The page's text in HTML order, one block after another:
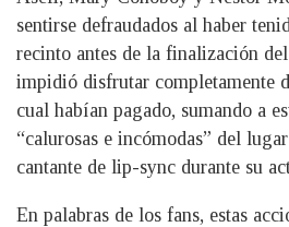
sentirse defraudados al haber
recinto antes de la finalización
impidió disfrutar completamente
cual habían pagado, sumando a
“calurosas e incómodas” del
cantante de lip-sync durante su
En palabras de los fans, estas